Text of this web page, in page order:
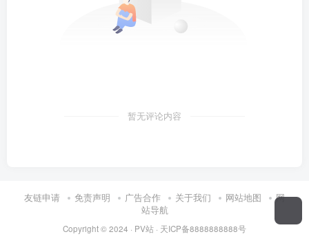
暂无评论内容
友链申请 免责声明 广告合作 关于我们 网站地图
网
站导航
Copyright © 2024 · PV站 · 天ICP备8888888888号